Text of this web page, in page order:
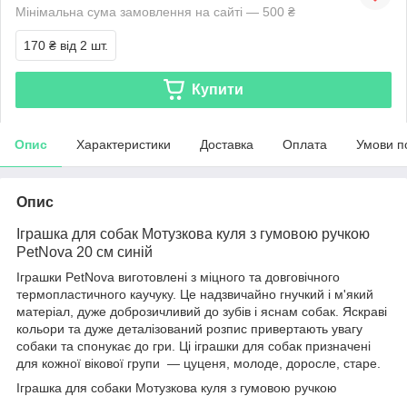
Мінімальна сума замовлення на сайті — 500 ₴
170 ₴ від 2 шт.
Купити
Опис Характеристики Доставка Оплата Умови
Опис
Іграшка для собак Мотузкова куля з гумовою ручкою
PetNova 20 см синій
Іграшки PetNova виготовлені з міцного та довговічного
термопластичного каучуку. Це надзвичайно гнучкий і м'який
матеріал, дуже доброзичливий до зубів і яснам собак. Яскраві
кольори та дуже деталізований розпис привертають увагу
собаки та спонукає до гри. Ці іграшки для собак призначені
для кожної вікової групи — цуценя, молоде, доросле, старе.
Іграшка для собаки Мотузкова куля з гумовою ручкою